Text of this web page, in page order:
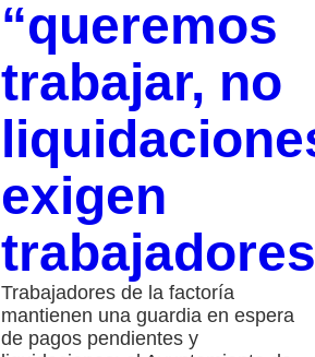
“queremos
trabajar, no
exigen
trabajadores
Trabajadores de la factoría
mantienen una guardia en espera
de pagos pendientes y